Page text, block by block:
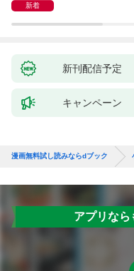
新着
新刊配信予定
キャンペーン
漫画無料試し読みならdブック
アプリなら